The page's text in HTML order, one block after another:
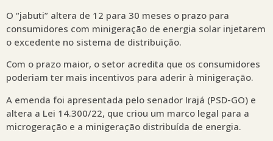
O “jabuti” altera de 12 para 30 meses o prazo para
consumidores com minigeração de energia solar injetarem
o excedente no sistema de distribuição.
Com o prazo maior, o setor acredita que os consumidores
poderiam ter mais incentivos para aderir à minigeração.
A emenda foi apresentada pelo senador Irajá (PSD-GO) e
altera a Lei 14.300/22, que criou um marco legal para a
microgeração e a minigeração distribuída de energia.